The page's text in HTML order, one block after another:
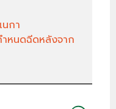
นกา
หนดฉีดหลังจาก